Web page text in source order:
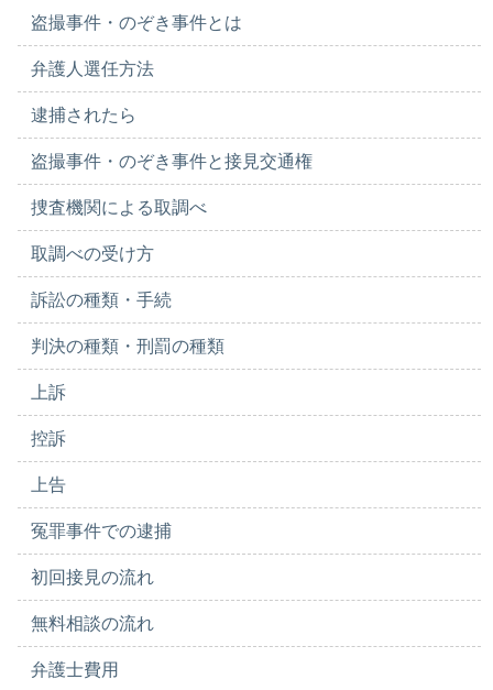
盗撮事件・のぞき事件とは
弁護人選任方法
逮捕されたら
盗撮事件・のぞき事件と接見交通権
捜査機関による取調べ
取調べの受け方
訴訟の種類・手続
判決の種類・刑罰の種類
上訴
控訴
上告
冤罪事件での逮捕
初回接見の流れ
無料相談の流れ
弁護士費用